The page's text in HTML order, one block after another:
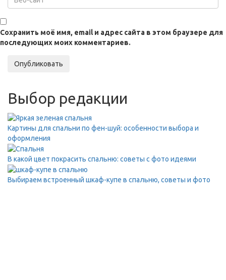
Сохранить моё имя, email и адрес сайта в этом браузере для
последующих моих комментариев.
Опубликовать
Выбор редакции
Картины для спальни по фен-шуй: особенности выбора и
оформления
В какой цвет покрасить спальню: советы с фото идеями
Выбираем встроенный шкаф-купе в спальню, советы и фото